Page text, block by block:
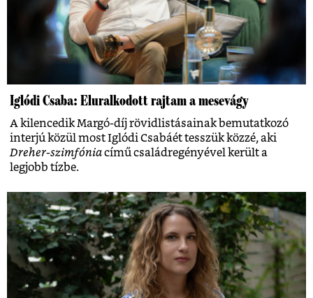
Iglódi Csaba: Eluralkodott rajtam a mesevágy
A kilencedik Margó-díj rövidlistásainak bemutatkozó
interjú közül most Iglódi Csabáét tesszük közzé, aki
Dreher-szimfóniacímű családregényével került a
legjobb tízbe.